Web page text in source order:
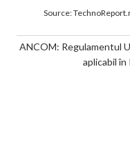
Source:
ANCOM: Regulamentul
aplicabil în